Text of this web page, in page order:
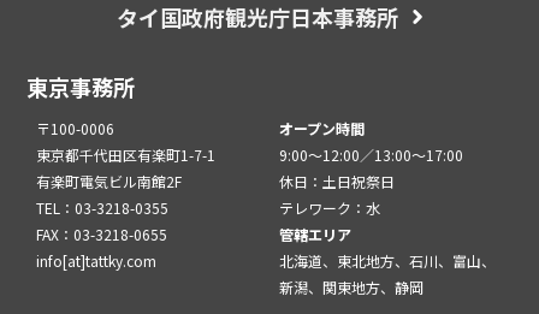
タイ国政府観光庁日本事務所
東京事務所
〒100-0006
東京都千代田区有楽町1-7-1
有楽町電気ビル南館2F
TEL：03-3218-0355
FAX：03-3218-0655
info[at]tattky.com
オープン時間
9:00～12:00／13:00～17:00
休日：土日祝祭日
テレワーク：水
管轄エリア
北海道、東北地方、石川、富山、
新潟、関東地方、静岡